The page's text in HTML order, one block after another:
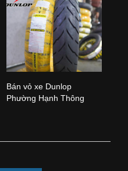
Bán vỏ xe Dunlop
Phường Hạnh Thông